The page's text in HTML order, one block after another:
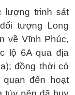
lượng trinh sát
tượng Long
về Vĩnh Phúc,
lộ 6A qua địa
đồng thời có
đến hoạt